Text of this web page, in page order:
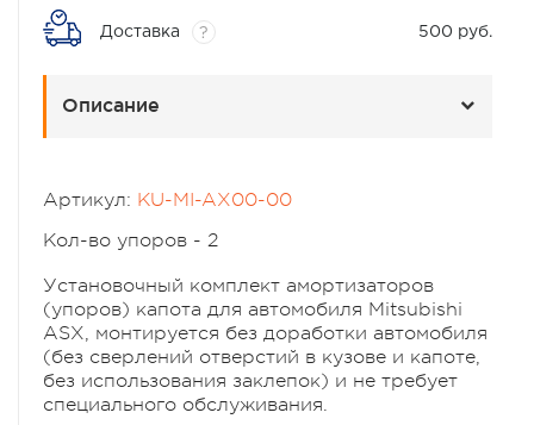
Доставка ? 500 руб.
Описание
Артикул: KU-MI-AX00-00
Кол-во упоров - 2
Установочный комплект амортизаторов
(упоров) капота для автомобиля Mitsubishi
ASX, монтируется без доработки автомобиля
(без сверлений отверстий в кузове и капоте,
без использования заклепок) и не требует
специального обслуживания.